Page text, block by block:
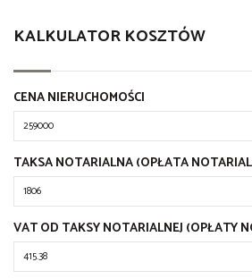
KALKULATOR KOSZTÓW
CENA NIERUCHOMOŚCI
TAKSA NOTARIALNA (OPŁATA
VAT OD TAKSY NOTARIALNEJ (OPŁATY